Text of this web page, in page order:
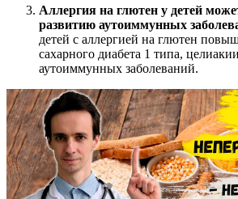
Аллергия на глютен у детей
развитию аутоиммунных
детей с аллергией на глютен
сахарного диабета 1 типа,
аутоиммунных заболеваний.